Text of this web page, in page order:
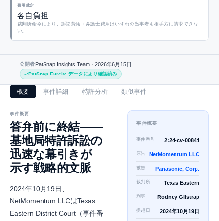
費用裁定
各自負担
裁判所命令により、訴訟費用・弁護士費用はいずれの当事者も相手方に請求できな
い。
公開者PatSnap Insights Team · 2026年6月15日
PatSnap Eureka データにより確認済み
概要 事件詳細 特許分析 類似事件
事件概要
答弁前に終結——
基地局特許訴訟の
迅速な幕引きが
示す戦略的文脈
2024年10月19日、
NetMomentum LLCはTexas
Eastern District Court（事件番
事件概要
事件番号 2:24-cv-00844
原告 NetMomentum LLC
被告 Panasonic, Corp.
裁判所 Texas Eastern
判事 Rodney Gilstrap
提起日 2024年10月19日